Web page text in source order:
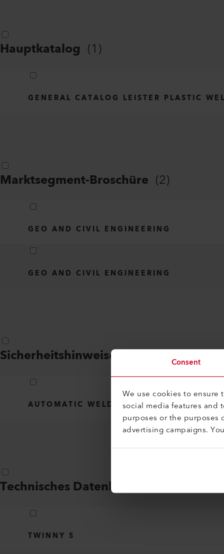
Consent
We use cookies to
social media features and
purposes or the purposes
advertising campaigns.
Hauptkatalog (1)
GENERAL CATALOG LEISTER PLASTIC
Marktsegment-Broschüre (2)
GEO AND CIVIL ENGINEERING
GEO AND CIVIL ENGINEERING
Sicherheitshinweise (1)
AUTOMATIC WELDERS, EXTRUSION
Technisches Datenblatt (1)
TWINNY S